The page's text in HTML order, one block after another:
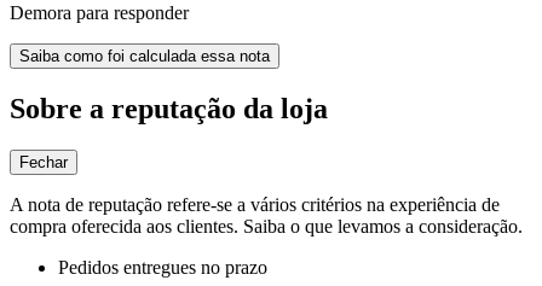
Demora para responder
Saiba como foi calculada essa nota
Sobre a reputação da loja
Fechar
A nota de reputação refere-se a vários critérios na experiência de
compra oferecida aos clientes. Saiba o que levamos a consideração.
Pedidos entregues no prazo